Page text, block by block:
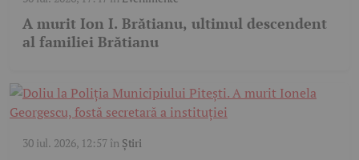
A murit Ion I. Brătianu, ultimul descendent
al familiei Brătianu
30 iul. 2026, 12:57în Știri